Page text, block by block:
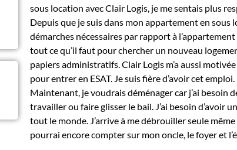
sous location avec Clair Logis, je me sentais plus
Depuis que je suis dans mon appartement en sous
démarches nécessaires par rapport à
tout ce qu’il faut pour chercher un nouveau
papiers administratifs. Clair Logis m’a aussi
pour entrer en ESAT. Je suis fière d’avoir cet emploi.
Maintenant, je voudrais déménager car j’ai besoin
travailler ou faire glisser le bail. J’ai besoin d’avoir
tout le monde. J’arrive à me débrouiller seule
pourrai encore compter sur mon oncle, le foyer et